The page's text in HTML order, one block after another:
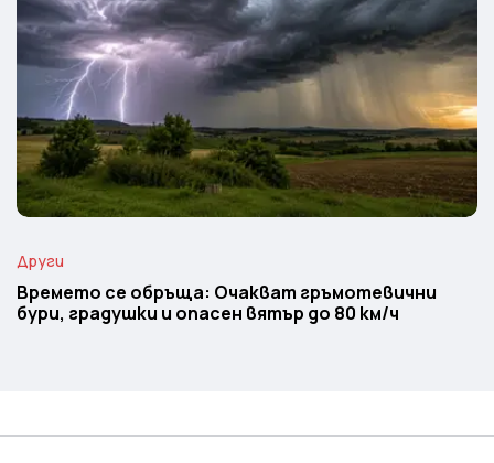
Други
Времето се обръща: Очакват гръмотевични
бури, градушки и опасен вятър до 80 км/ч